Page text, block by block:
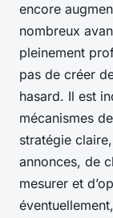
encore
nombreux
pleinement
pas de créer
hasard. Il est
mécanismes
stratégie
annonces, de
mesurer et